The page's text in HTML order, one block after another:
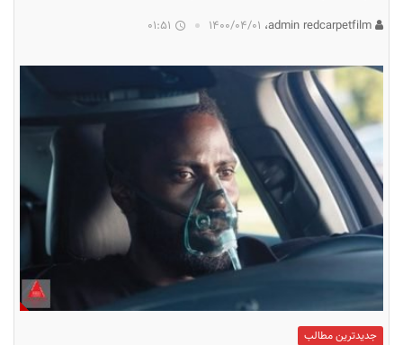
۱۴۰۰/۰۴/۰۱ 01:51
جدیدترین مطالب